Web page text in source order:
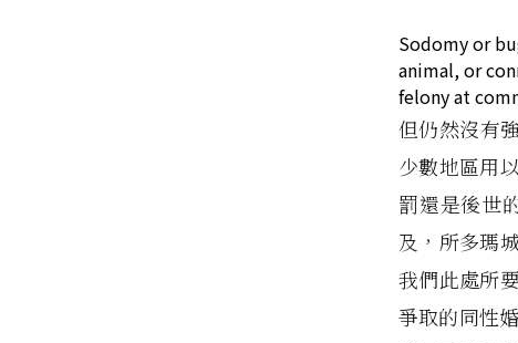
Sodomy or
animal, or
felony at
但仍然沒有
少數地區用
罰還是後世
及，所多瑪
我們此處所
爭取的同性